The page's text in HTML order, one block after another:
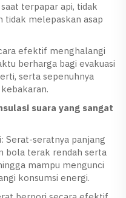
terpapar api, tidak
tidak melepaskan asap
efektif menghalangi
berharga bagi evakuasi
serta sepenuhnya
suara yang sangat
Serat-seratnya panjang
bola terak rendah serta
mampu mengunci
konsumsi energi.